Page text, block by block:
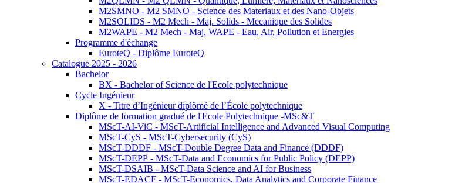
M2SMNO - M2 SMNO - Science des Materiaux et des Nano-Objets
M2SOLIDS - M2 Mech - Maj. Solids - Mecanique des Solides
M2WAPE - M2 Mech - Maj. WAPE - Eau, Air, Pollution et Energies
Programme d'échange
EuroteQ - Diplôme EuroteQ
Catalogue 2025 - 2026
Bachelor
BX - Bachelor of Science de l'Ecole polytechnique
Cycle Ingénieur
X - Titre d’Ingénieur diplômé de l’École polytechnique
Diplôme de formation gradué de l'Ecole Polytechnique -MSc&T
MScT-AI-ViC - MScT-Artificial Intelligence and Advanced Visual Computing
MScT-CyS - MScT-Cybersecurity (CyS)
MScT-DDDF - MScT-Double Degree Data and Finance (DDDF)
MScT-DEPP - MScT-Data and Economics for Public Policy (DEPP)
MScT-DSAIB - MScT-Data Science and AI for Business
MScT-EDACF - MScT-Economics, Data Analytics and Corporate Finance